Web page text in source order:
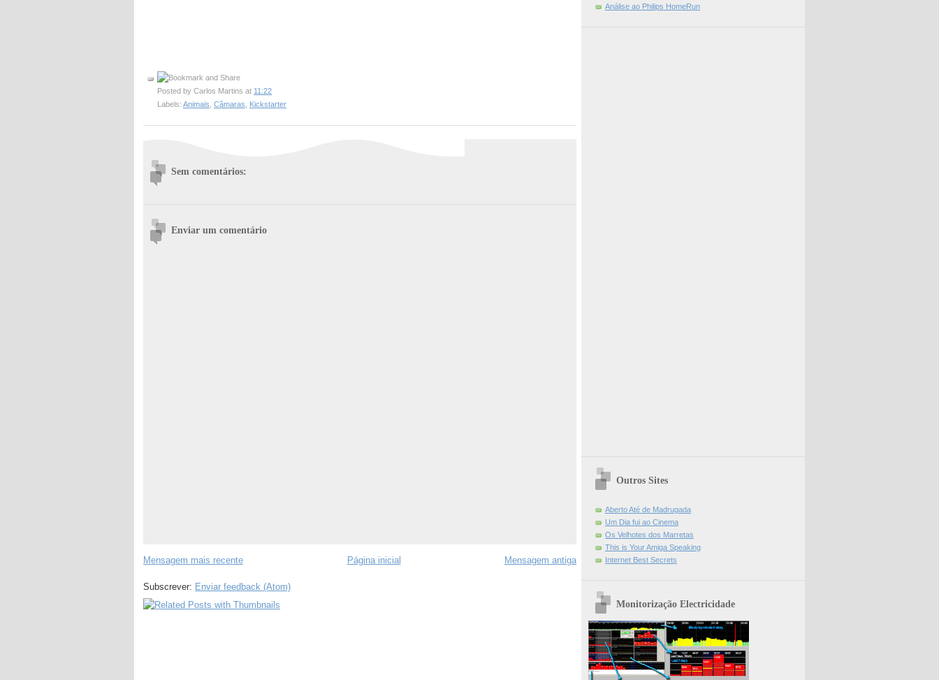
Posted by Carlos Martins at 11:22
Labels: Animais, Câmaras, Kickstarter
Sem comentários:
Enviar um comentário
Mensagem mais recente Mensagem antiga
Página inicial
Subscrever: Enviar feedback (Atom)
Análise ao Philips HomeRun
Outros Sites
Aberto Até de Madrugada
Um Dia fui ao Cinema
Os Velhotes dos Marretas
This is Your Amiga Speaking
Internet Best Secrets
Monitorização Electricidade